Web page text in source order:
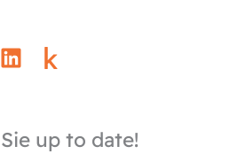
L
i
e up to date!